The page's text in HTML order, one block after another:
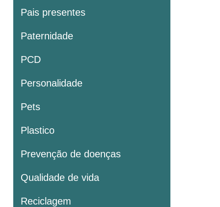
Pais presentes
Paternidade
PCD
Personalidade
Pets
Plastico
Prevenção de doenças
Qualidade de vida
Reciclagem